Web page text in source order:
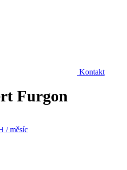
Kontakt
Furgon
/ měsíc